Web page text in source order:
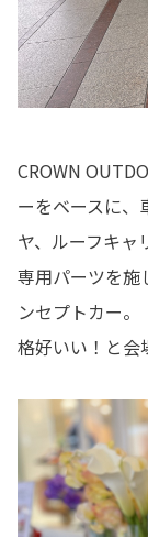
CROWN
ーをベースに、
ヤ、ルーフキャ
専用パーツを施
ンセプトカー。
格好いい！と会